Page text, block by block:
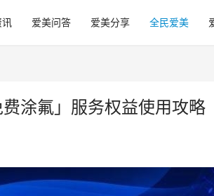
讯 爱美问答 爱美分享 全民爱美
涂氟」服务权益使用攻略